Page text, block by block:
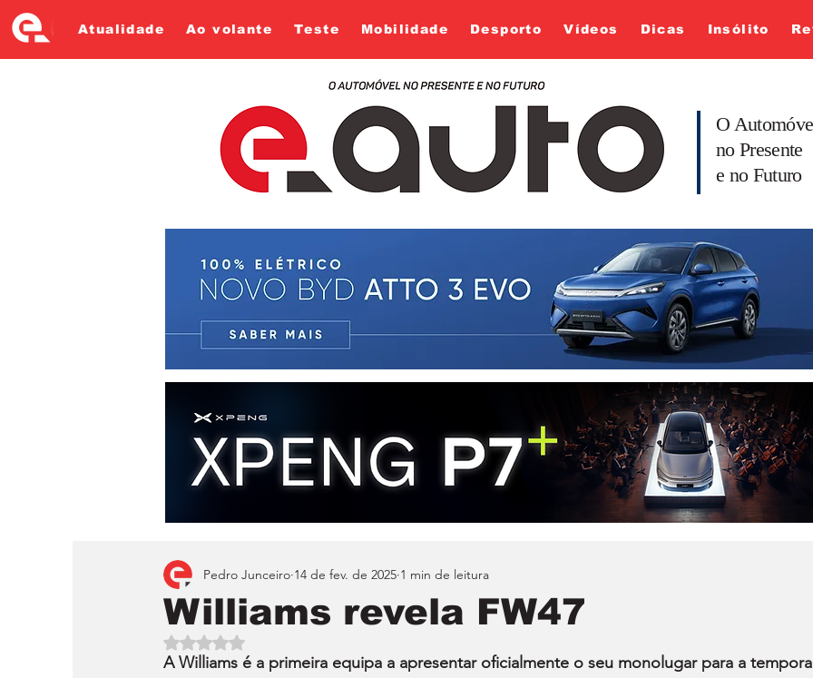
Atualidade Ao volante Teste Mobilidade Desporto Vídeos Dicas Insólito
O
no Presente
e no Futuro
Williams revela FW47
Pedro Junceiro 14 de fev. de 2025 1 min de leitura
Avaliado com NaN de 5 estrelas.
A Williams é a primeira equipa a apresentar oficialmente o seu monolugar para a